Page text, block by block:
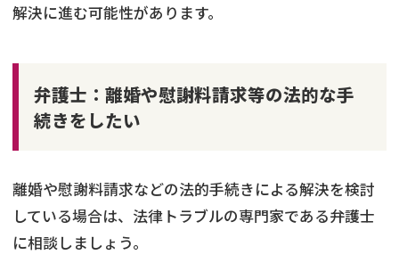
解決に進む可能性があります。
弁護士：離婚や慰謝料請求等の法的な手
続きをしたい
離婚や慰謝料請求などの法的手続きによる解決を検討
している場合は、法律トラブルの専門家である弁護士
に相談しましょう。